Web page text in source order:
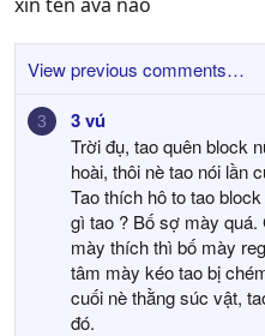
View previous comments…
3 3 vú
Trời đụ, tao quên block
hoài, thôi nè tao nói lần
Tao thích hô to tao
gì tao ? Bố sợ mày
mày thích thì bố mày
tâm mày kéo tao bị
cuối nè thằng súc vật,
đó.